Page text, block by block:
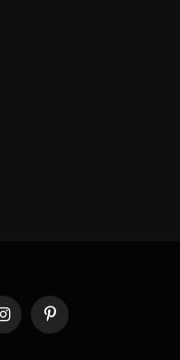
InstagramPinterest